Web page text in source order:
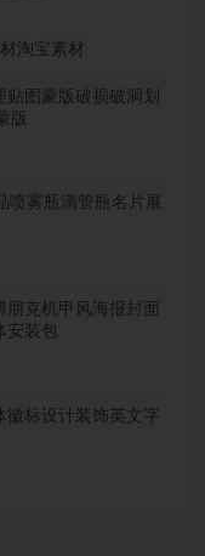
淘宝素材
图蒙版破损破洞划
版
喷雾瓶滴管瓶名片展
朋克机甲风海报封面
安装包
徽标设计装饰英文字